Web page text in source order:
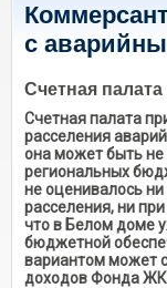
с
Счетная
Счетная палата
расселения
она может быть
региональных
не оценивалось
расселения, ни
что в Белом доме
бюджетной
вариантом может
доходов Фонда